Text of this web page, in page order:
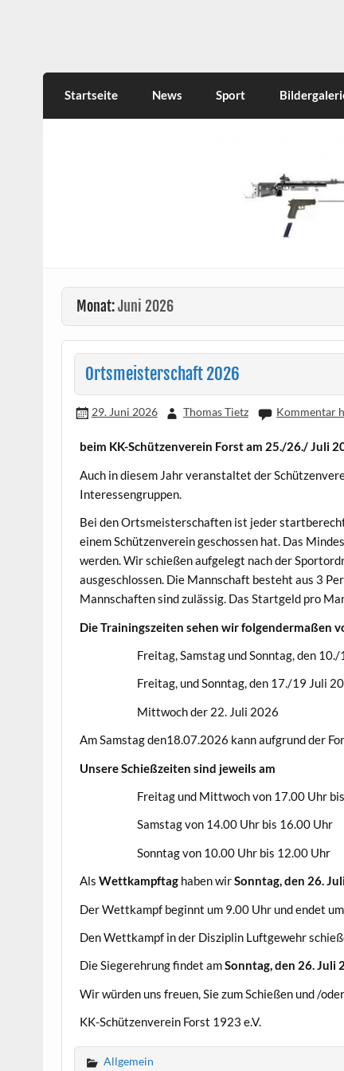
KKS Forst
Startseite News Sport
Monat:Juni 2026
Ortsmeisterschaft 2026
29. Juni 2026 Thomas Tietz Kommentar
beim KK-Schützenverein Forst am 25./26./ Juli
Auch in diesem Jahr veranstaltet der
Interessengruppen.
Bei den Ortsmeisterschaften ist jeder
einem Schützenverein geschossen hat. Das
werden. Wir schießen aufgelegt nach der
ausgeschlossen. Die Mannschaft besteht aus 3
Mannschaften sind zulässig. Das Startgeld pro
Die Trainingszeiten sehen wir folgendermaßen
Freitag, Samstag und Sonntag, den 10./
Freitag, und Sonntag, den 17./19 Juli
Mittwoch der 22. Juli 2026
Am Samstag den18.07.2026 kann aufgrund der
Unsere Schießzeiten sind jeweils am
Freitag und Mittwoch von 17.00 Uhr bis
Samstag von 14.00 Uhr bis 16.00 Uhr
Sonntag von 10.00 Uhr bis 12.00 Uhr
AlsWettkampftag haben wirSonntag, den 26.
Der Wettkampf beginnt um 9.00 Uhr und endet
Den Wettkampf in der Disziplin Luftgewehr
Die Siegerehrung findet amSonntag, den 26. Juli
Wir würden uns freuen, Sie zum Schießen und /
KK-Schützenverein Forst 1923 e.V.
Allgemein